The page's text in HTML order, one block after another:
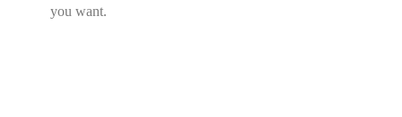
you want.